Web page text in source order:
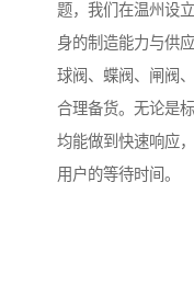
题，我们在温州设
身的制造能力与供
球阀、蝶阀、闸阀
合理备货。无论是
均能做到快速响应
用户的等待时间。